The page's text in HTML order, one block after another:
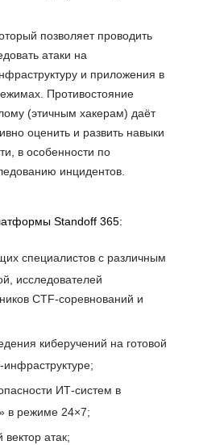
позволяет проводить
атаки на
и приложения в
Противостояние
(этичным хакерам) даёт
оценить и развить навыки
в особенности по
инцидентов.
Standoff 365:
специалистов с различным
исследователей
CTF-соревнований и
киберучений на готовой
ИТ-систем в
в режиме 24×7;
атак;